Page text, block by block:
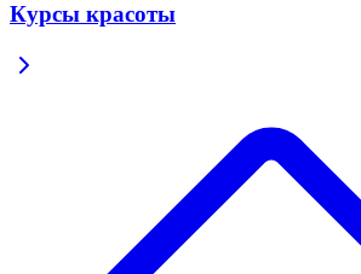
Курсы красоты